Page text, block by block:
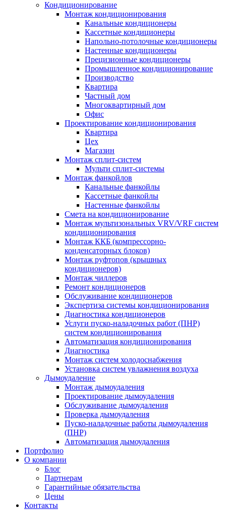
Кондиционирование
Монтаж кондиционирования
Канальные кондиционеры
Кассетные кондиционеры
Напольно-потолочные кондиционеры
Настенные кондиционеры
Прецизионные кондиционеры
Промышленное кондиционирование
Производство
Квартира
Частный дом
Многоквартирный дом
Офис
Проектирование кондиционирования
Квартира
Цех
Магазин
Монтаж сплит-систем
Мульти сплит-системы
Монтаж фанкойлов
Канальные фанкойлы
Кассетные фанкойлы
Настенные фанкойлы
Смета на кондиционирование
Монтаж мультизональных VRV/VRF систем
кондиционирования
Монтаж ККБ (компрессорно-
конденсаторных блоков)
Монтаж руфтопов (крышных
кондиционеров)
Монтаж чиллеров
Ремонт кондиционеров
Обслуживание кондиционеров
Экспертиза системы кондиционирования
Диагностика кондиционеров
Услуги пуско-наладочных работ (ПНР)
систем кондиционирования
Автоматизация кондиционирования
Диагностика
Монтаж систем холодоснабжения
Установка систем увлажнения воздуха
Дымоудаление
Монтаж дымоудаления
Проектирование дымоудаления
Обслуживание дымоудаления
Проверка дымоудаления
Пуско-наладочные работы дымоудаления
(ПНР)
Автоматизация дымоудаления
Портфолио
О компании
Блог
Партнерам
Гарантийные обязательства
Цены
Контакты